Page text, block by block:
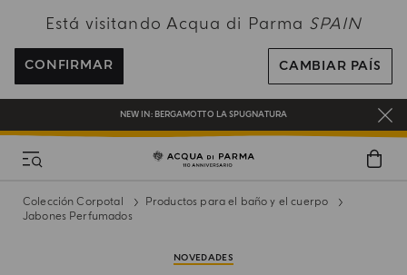
Está visitando Acqua di Parma SPAIN
CONFIRMAR CAMBIAR PAÍS
ENVÍO GRATUITO EN PEDIDOS SUPERIORES A 120€
REGÍSTRATE Y DISFRUTA DE UN MUNDO DE BENEFICIOS
REGALO EN TODOS LOS PEDIDOS SUPERIORES A 180€
NEW IN: BERGAMOTTO LA SPUGNATURA
Colección Corpotal
Productos para el baño y el cuerpo
Jabones Perfumados
NOVEDADES